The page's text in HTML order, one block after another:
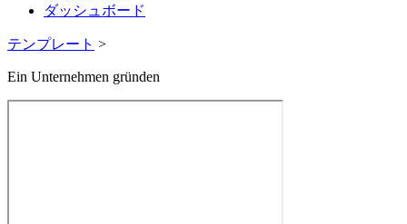
ダッシュボード
テンプレート >
Ein Unternehmen gründen